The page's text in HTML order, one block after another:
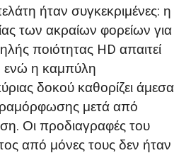
ήταν συγκεκριμένες: η
των ακραίων φορείων για
ποιότητας HD απαιτεί
ενώ η καμπύλη
δοκού καθορίζει άμεσα
μετά από
Οι προδιαγραφές του
από μόνες τους δεν ήταν